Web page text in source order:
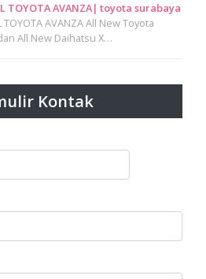
TOYOTA AVANZA| toyota surabaya
TOYOTA AVANZA All New Toyota
All New Daihatsu X…
Kontak